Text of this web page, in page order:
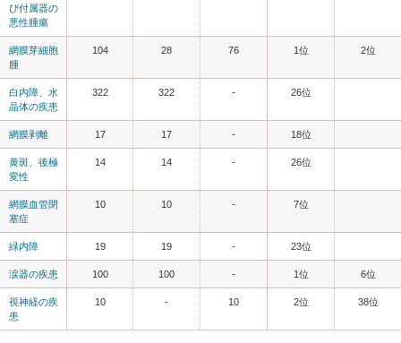
び付属器の
悪性腫瘍
網膜芽細胞
腫
104 28 76 1位 2位
白内障、水
晶体の疾患
322 322 - 26位
網膜剥離 17 17 - 18位
黄斑、後極
変性
14 14 - 26位
網膜血管閉
塞症
10 10 - 7位
緑内障 19 19 - 23位
涙器の疾患 100 100 - 1位 6位
視神経の疾
患
10 - 10 2位 38位